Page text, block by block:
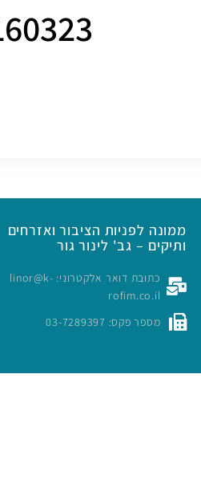
meetings
ממונה לפניות הציבור ואזרחים
ותיקים – גב' לינור גור
כתובת דואר אלקטרוני: linor@k-
rofim.co.il
מספר פקס: 03-7289397